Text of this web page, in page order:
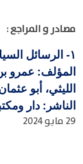
مصادر و المراجع :
١-
الرسائل
المؤلف: عمرو
الليثي، أبو
الناشر: دار
29 مايو 2024